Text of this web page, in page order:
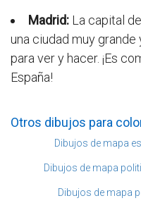
Madrid: La capital
una ciudad muy
para ver y hacer. ¡Es
España!
Otros dibujos para
Dibujos de mapa
Dibujos de mapa
Dibujos de mapa